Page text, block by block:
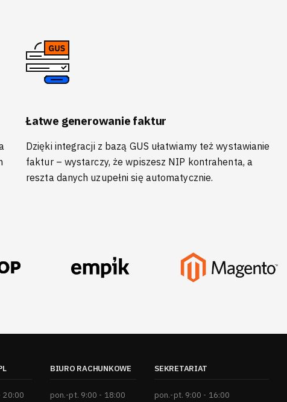
Łatwe generowanie faktur
Dzięki integracji z bazą GUS ułatwiamy też wystawianie
faktur – wystarczy, że wpiszesz NIP kontrahenta, a
reszta danych uzupełni się automatycznie.
20:00
BIURO RACHUNKOWE
pon.-pt. 9:00 - 18:00
SEKRETARIAT
pon.-pt. 9:00 - 16:00